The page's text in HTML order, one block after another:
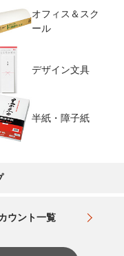
オフィス＆スク
ール
デザイン文具
半紙・障子紙
ウント一覧